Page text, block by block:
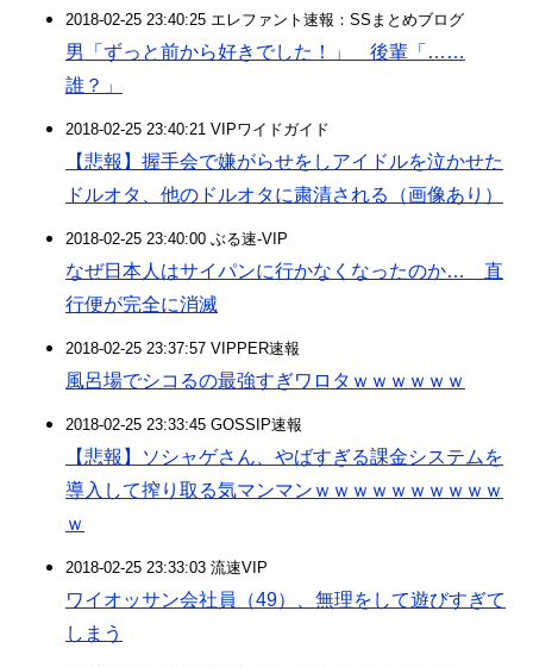
2018-02-25 23:40:25 エレファント速報：SSまとめブログ
男「ずっと前から好きでした！」 後輩「……
誰？」
2018-02-25 23:40:21 VIPワイドガイド
【悲報】握手会で嫌がらせをしアイドルを泣かせた
ドルオタ、他のドルオタに粛清される（画像あり）
2018-02-25 23:40:00 ぶる速-VIP
なぜ日本人はサイパンに行かなくなったのか… 直
行便が完全に消滅
2018-02-25 23:37:57 VIPPER速報
風呂場でシコるの最強すぎワロタｗｗｗｗｗｗ
2018-02-25 23:33:45 GOSSIP速報
【悲報】ソシャゲさん、やばすぎる課金システムを
導入して搾り取る気マンマンｗｗｗｗｗｗｗｗｗｗ
ｗ
2018-02-25 23:33:03 流速VIP
ワイオッサン会社員（49）、無理をして遊びすぎて
しまう